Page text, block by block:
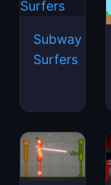
Subway
Surfers